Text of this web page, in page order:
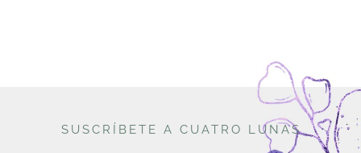
SUSCRÍBETE A CUATRO LUNAS